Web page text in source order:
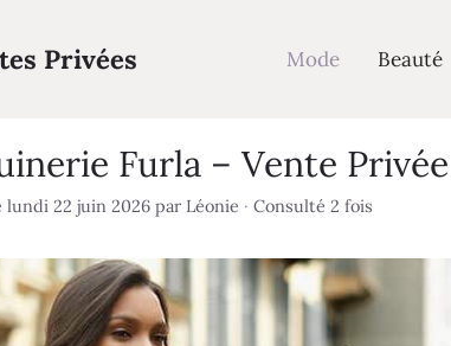
Privées Mode Beauté
Furla – Vente
lundi 22 juin 2026 par Léonie · Consulté 2 fois